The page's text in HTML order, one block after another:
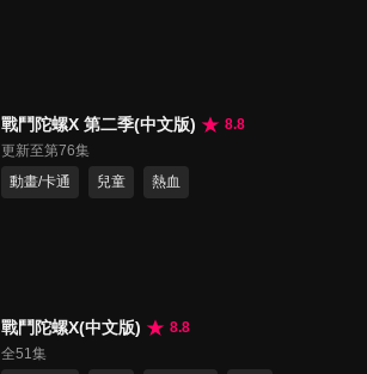
戰鬥陀螺X 第二季(中文版)
8.8
更新至第76集
動畫/卡通
兒童 熱血
戰鬥陀螺X(中文版)
8.8
全51集